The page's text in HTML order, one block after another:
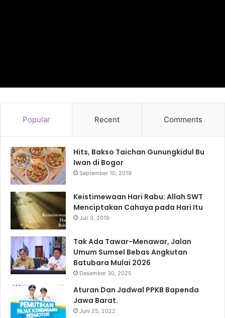
Popular Recent Comments
Hits, Bakso Taichan Gunungkidul Bu
Iwan di Bogor
September 10, 2019
Keistimewaan Hari Rabu: Allah SWT
Menciptakan Cahaya pada Hari Itu
Juli 3, 2019
Tak Ada Tawar-Menawar, Jalan
Umum Sumsel Bebas Angkutan
Batubara Mulai 2026
Desember 30, 2025
Aturan Dan Jadwal PPKB Bapenda
Jawa Barat.
Juni 25, 2022